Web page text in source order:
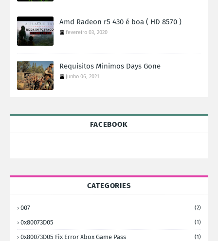
Amd Radeon r5 430 é boa ( HD 8570 )
fevereiro 03, 2020
Requisitos Minimos Days Gone
junho 06, 2021
FACEBOOK
CATEGORIES
007 (2)
0x80073D05 (1)
0x80073D05 Fix Error Xbox Game Pass (1)